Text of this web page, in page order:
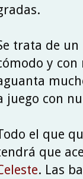
trata de
y
juego con
el que
que
. Las